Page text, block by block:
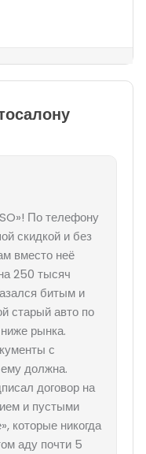
По телефону
скидкой и без
вместо неё
250 тысяч
битым и
старый авто по
рынка.
с
должна.
договор на
и пустыми
которые никогда
аду почти 5